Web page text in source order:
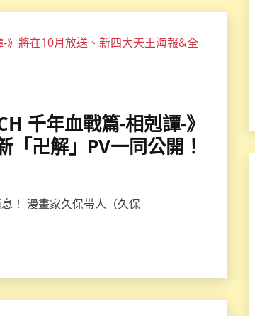
千年血戰篇-相剋譚-》
卍解」PV一同公開！
！ 漫畫家久保帯人（久保